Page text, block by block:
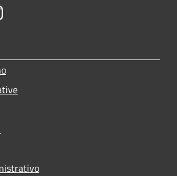
Instagram